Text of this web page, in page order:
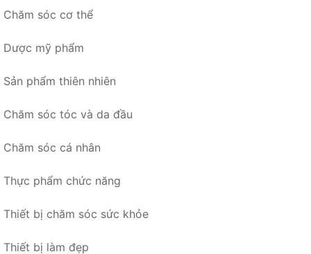
Chăm sóc cơ thể
Dược mỹ phẩm
Sản phẩm thiên nhiên
Chăm sóc tóc và da đầu
Chăm sóc cá nhân
Thực phẩm chức năng
Thiết bị chăm sóc sức khỏe
Thiết bị làm đẹp